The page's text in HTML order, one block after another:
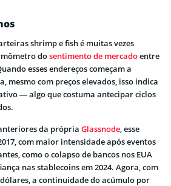
shrimp e fish é muitas vezes
dosentimento de mercadoentre
esses endereços começam a
mesmo com preços elevados, isso indica
— algo que costuma antecipar ciclos
da própria Glassnode, esse
com maior intensidade após eventos
como o colapso de bancos nos EUA
nas stablecoins em 2024. Agora, com
a continuidade do acúmulo por